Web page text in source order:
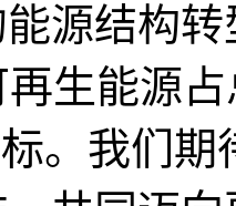
源结构
生能源
。我们